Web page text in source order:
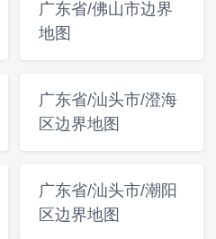
广东省/佛山市边界
地图
广东省/汕头市/澄海
区边界地图
广东省/汕头市/潮阳
区边界地图